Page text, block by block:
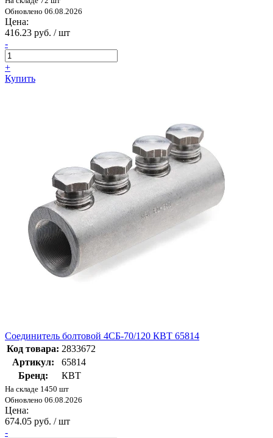
Обновлено 06.08.2026
Цена:
416.23 руб. / шт
-
+
Купить
Соединитель болтовой 4СБ-70/120 КВТ 65814
Код товара: 2833672
Артикул:
65814
Бренд:
КВТ
На складе 1450 шт
Обновлено 06.08.2026
Цена:
674.05 руб. / шт
-